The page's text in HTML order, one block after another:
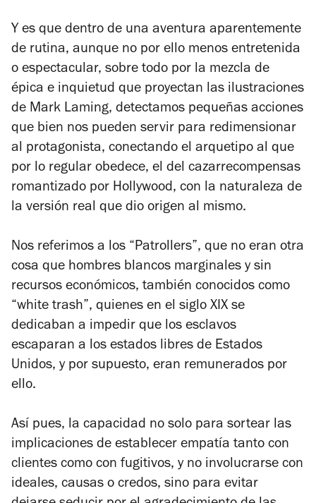
Y es que dentro de una aventura aparentemente
de rutina, aunque no por ello menos entretenida
o espectacular, sobre todo por la mezcla de
épica e inquietud que proyectan las ilustraciones
de Mark Laming, detectamos pequeñas acciones
que bien nos pueden servir para redimensionar
al protagonista, conectando el arquetipo al que
por lo regular obedece, el del cazarrecompensas
romantizado por Hollywood, con la naturaleza de
la versión real que dio origen al mismo.
Nos referimos a los “Patrollers”, que no eran otra
cosa que hombres blancos marginales y sin
recursos económicos, también conocidos como
“white trash”, quienes en el siglo XIX se
dedicaban a impedir que los esclavos
escaparan a los estados libres de Estados
Unidos, y por supuesto, eran remunerados por
ello.
Así pues, la capacidad no solo para sortear las
implicaciones de establecer empatía tanto con
clientes como con fugitivos, y no involucrarse con
ideales, causas o credos, sino para evitar